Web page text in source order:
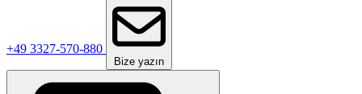
+49 3327-570-880
Bize yazın